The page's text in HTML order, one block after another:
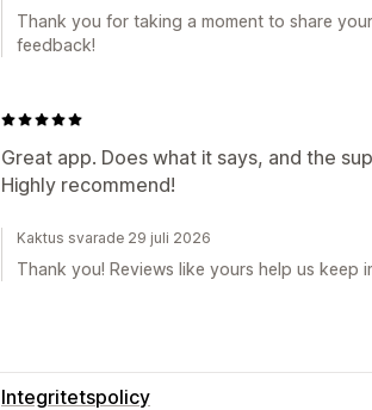
Thank you for taking a moment to share
feedback!
Great app. Does what it says, and the
Highly recommend!
Kaktus svarade 29 juli 2026
Thank you! Reviews like yours help us keep
Integritetspolicy